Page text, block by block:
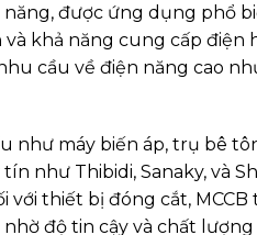
được ứng dụng phổ
khả năng cung cấp điện
cầu về điện năng cao
như máy biến áp, trụ bê
như Thibidi, Sanaky, và
thiết bị đóng cắt, MCCB
độ tin cậy và chất